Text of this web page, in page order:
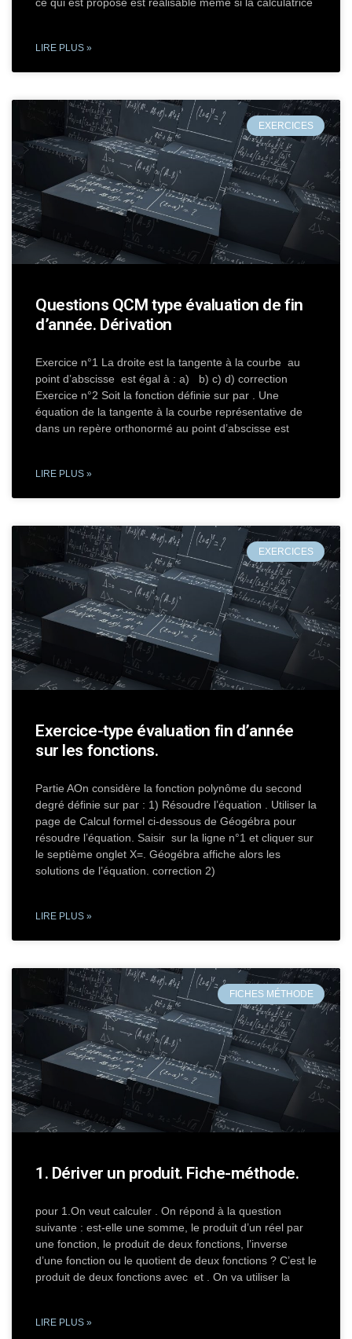
LIRE PLUS »
EXERCICES
Questions QCM type évaluation de fin
d’année. Dérivation
Exercice n°1 La droite est la tangente à la courbe au
point d’abscisse est égal à : a) b) c) d) correction
Exercice n°2 Soit la fonction définie sur par . Une
équation de la tangente à la courbe représentative de
dans un repère orthonormé au point d’abscisse est
LIRE PLUS »
EXERCICES
Exercice-type évaluation fin d’année
sur les fonctions.
Partie AOn considère la fonction polynôme du second
degré définie sur par : 1) Résoudre l’équation . Utiliser la
page de Calcul formel ci-dessous de Géogébra pour
résoudre l’équation. Saisir sur la ligne n°1 et cliquer sur
le septième onglet X=. Géogébra affiche alors les
solutions de l’équation. correction 2)
LIRE PLUS »
FICHES MÉTHODE
1. Dériver un produit. Fiche-méthode.
pour 1.On veut calculer . On répond à la question
suivante : est-elle une somme, le produit d’un réel par
une fonction, le produit de deux fonctions, l’inverse
d’une fonction ou le quotient de deux fonctions ? C’est le
produit de deux fonctions avec et . On va utiliser la
LIRE PLUS »